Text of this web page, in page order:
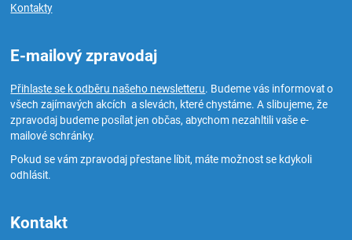
Kontakty
E-mailový zpravodaj
Přihlaste se k odběru našeho newsletteru. Budeme vás informovat o
všech zajímavých akcích a slevách, které chystáme. A slibujeme, že
zpravodaj budeme posílat jen občas, abychom nezahltili vaše e-
mailové schránky.
Pokud se vám zpravodaj přestane líbit, máte možnost se kdykoli
odhlásit.
Kontakt